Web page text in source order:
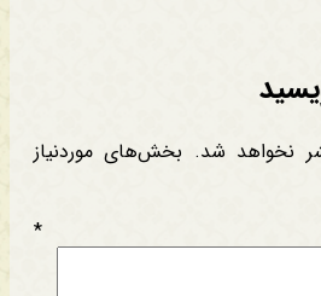
نخواهد شد. بخش‌های موردنیاز
*